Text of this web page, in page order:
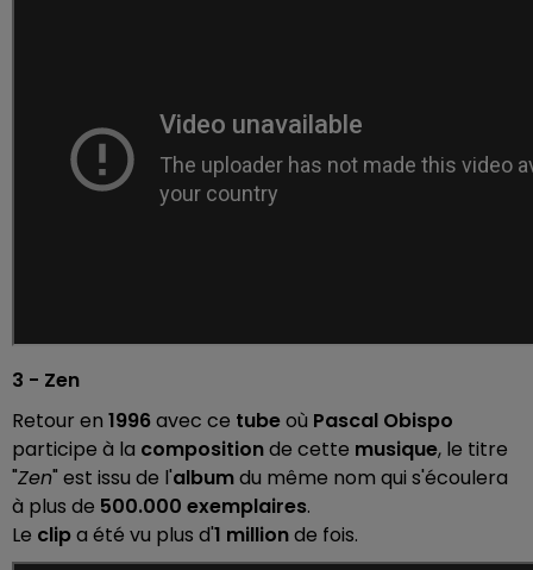
3 - Zen
Retour en 1996avec ce tubeoù Pascal Obispo
participe à la compositionde cette musique, le titre
"Zen" est issu de l'albumdu même nom qui s'écoulera
à plus de 500.000 exemplaires.
Le clipa été vu plus d'1 millionde fois.